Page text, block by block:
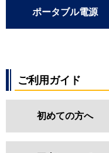
ポータブル電源
ご利用ガイド
初めての方へ